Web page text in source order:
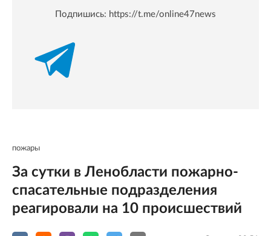
Подпишись: https://t.me/online47news
пожары
За сутки в Ленобласти пожарно-
спасательные подразделения
реагировали на 10 происшествий